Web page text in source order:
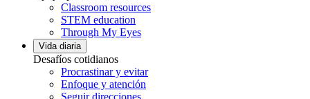
Classroom resources
STEM education
Through My Eyes
Vida diaria
Desafíos cotidianos
Procrastinar y evitar
Enfoque y atención